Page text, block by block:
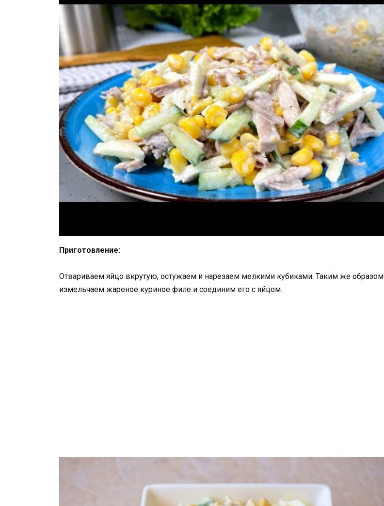
Приготовление:
Отвариваем яйцо вкрутую, остужаем и нарезаем мелкими кубиками. Таким же образом
измельчаем жареное куриное филе и соединим его с яйцом.